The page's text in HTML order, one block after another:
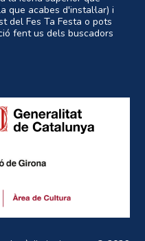
que acabes d'instal·lar) i
del Fes Ta Festa o pots
fent us dels buscadors